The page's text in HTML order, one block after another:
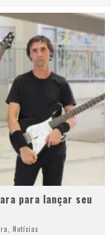
para lançar seu
, Notícias